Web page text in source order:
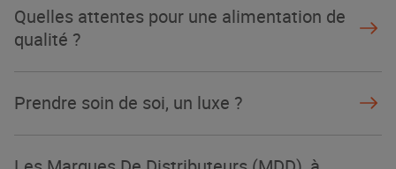
Quelles attentes pour une alimentation de
qualité ?
Prendre soin de soi, un luxe ?